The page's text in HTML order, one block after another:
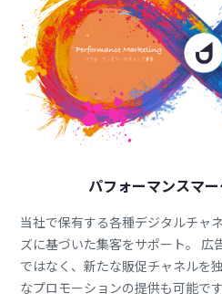
パフォーマンスマ
当社で保有する各種デジタルチャ
ズに基づいた集客をサポート。 広
ではなく、新たな販促チャネルを
なプロモーションの提供も可能です